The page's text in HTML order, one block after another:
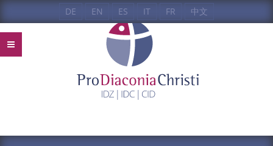
DE EN ES IT FR 中文